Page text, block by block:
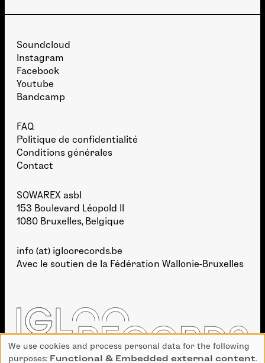
Soundcloud
Instagram
Facebook
Youtube
Bandcamp
FAQ
Politique de confidentialité
Conditions générales
Contact
SOWAREX asbl
153 Boulevard Léopold II
1080 Bruxelles, Belgique
info (at) igloorecords.be
Avec le soutien de la Fédération Wallonie-Bruxelles
Use
We use cookies and process personal data for the following
purposes: Functional & Embedded external content.